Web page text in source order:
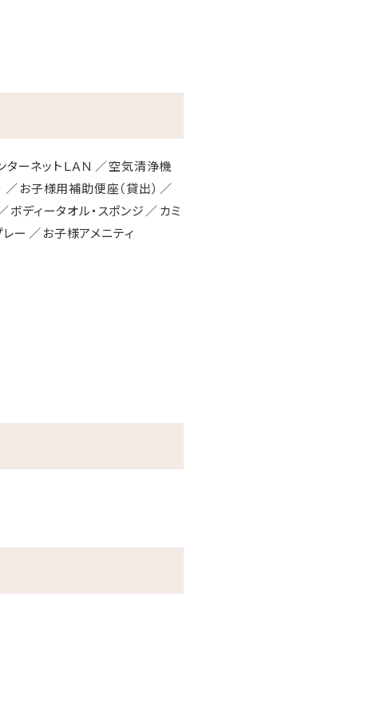
ターネットＬＡＮ
空気清浄機
お子様用補助便座（貸出）
ボディータオル・スポンジ
カミ
ー お子様アメニティ